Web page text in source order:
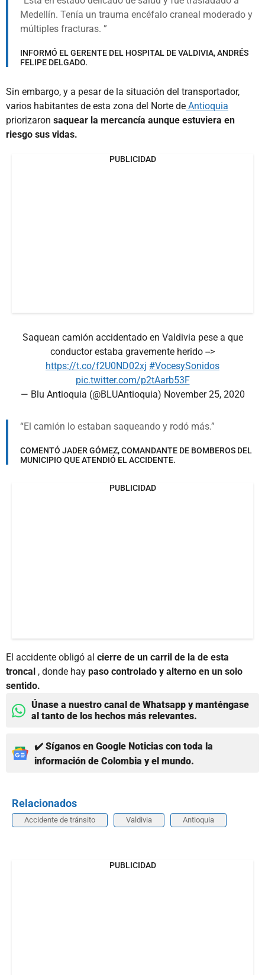
Medellín. Tenía un trauma encéfalo craneal moderado y
múltiples fracturas.
INFORMÓ EL GERENTE DEL HOSPITAL DE VALDIVIA, ANDRÉS
FELIPE DELGADO.
Sin embargo, y a pesar de la situación del transportador,
varios habitantes de esta zona del Norte de Antioquia
priorizaron saquear la mercancía aunque estuviera en
riesgo sus vidas.
PUBLICIDAD
Saquean camión accidentado en Valdivia pese a que
conductor estaba gravemente herido -->
https://t.co/f2U0ND02xj #VocesySonidos
pic.twitter.com/p2tAarb53F
— Blu Antioquia (@BLUAntioquia) November 25, 2020
El camión lo estaban saqueando y rodó más.
COMENTÓ JADER GÓMEZ, COMANDANTE DE BOMBEROS DEL
MUNICIPIO QUE ATENDIÓ EL ACCIDENTE.
PUBLICIDAD
El accidente obligó al cierre de un carril de la de esta
troncal , donde hay paso controlado y alterno en un solo
sentido.
Únase a nuestro canal de Whatsapp y manténgase
al tanto de los hechos más relevantes.
✔️ Síganos en Google Noticias con toda la
información de Colombia y el mundo.
Relacionados
Accidente de tránsito Valdivia Antioquia
PUBLICIDAD